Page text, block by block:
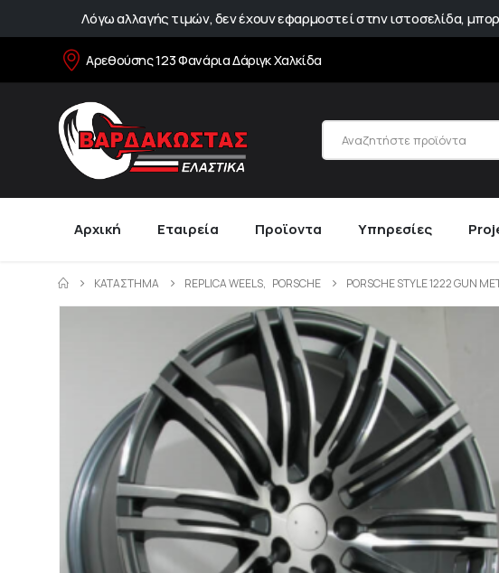
Λόγω αλλαγής τιμών, δεν έχουν εφαρμοστεί στην ιστοσελίδα,
Αρεθούσης 123 Φανάρια Δάριγκ Χαλκίδα
Αρχική Εταιρεία Προϊοντα Υπηρεσίες
ΚΑΤΆΣΤΗΜΑ REPLICA WEELS, PORSCHE PORSCHE STYLE 1222 GUN